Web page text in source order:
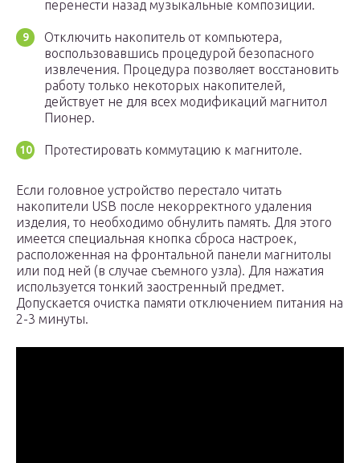
перенести назад музыкальные композиции.
Отключить накопитель от компьютера,
воспользовавшись процедурой безопасного
извлечения. Процедура позволяет восстановить
работу только некоторых накопителей,
действует не для всех модификаций магнитол
Пионер.
Протестировать коммутацию к магнитоле.
Если головное устройство перестало читать
накопители USB после некорректного удаления
изделия, то необходимо обнулить память. Для этого
имеется специальная кнопка сброса настроек,
расположенная на фронтальной панели магнитолы
или под ней (в случае съемного узла). Для нажатия
используется тонкий заостренный предмет.
Допускается очистка памяти отключением питания на
2-3 минуты.